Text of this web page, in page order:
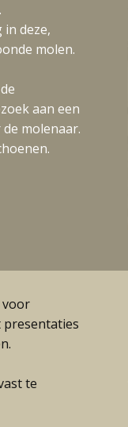
deze,
molen.
aan een
molenaar.
voor
te